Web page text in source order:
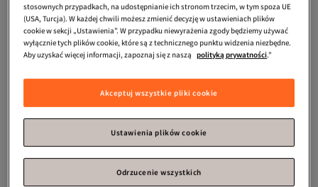
Karaca Szary Maszyny Do Parzenia Herbaty
Karaca Maszyny Do Parzenia Herbaty
Karaca Szary Produkty Do Prezentacji Herbaty I Kawy
Karaca Wielokolorowy Dom I Meble
Karaca Zielony Poszwy Na Kołdrę Dwuosobową
Karaca Złoty Zestaw Obiadowy
Karaca Filiżanki Do Kawy
Karaca Artykuły Gospodarstwa Domowego
Karaca Poszwy Na Kołdrę Dwuosobową
Karaca Biały Frytkownice I Frytkownice Beztłuszczowe
Karaca Szary Filiżanki Do Kawy
Karaca Czarny Zestawy Blenderów
Karaca Filiżanka Do Herbaty
stosownych przypadkach, na udostępnianie ich stronom trzecim, w tym spoza UE
(USA, Turcja). W każdej chwili możesz zmienić decyzję w ustawieniach plików
cookie w sekcji „Ustawienia”. W przypadku niewyrażenia zgody będziemy używać
wyłącznie tych plików cookie, które są z technicznego punktu widzenia niezbędne.
Aby uzyskać więcej informacji, zapoznaj się z naszą polityką prywatności."
Akceptuj wszystkie pliki cookie
Ustawienia plików cookie
Odrzucenie wszystkich